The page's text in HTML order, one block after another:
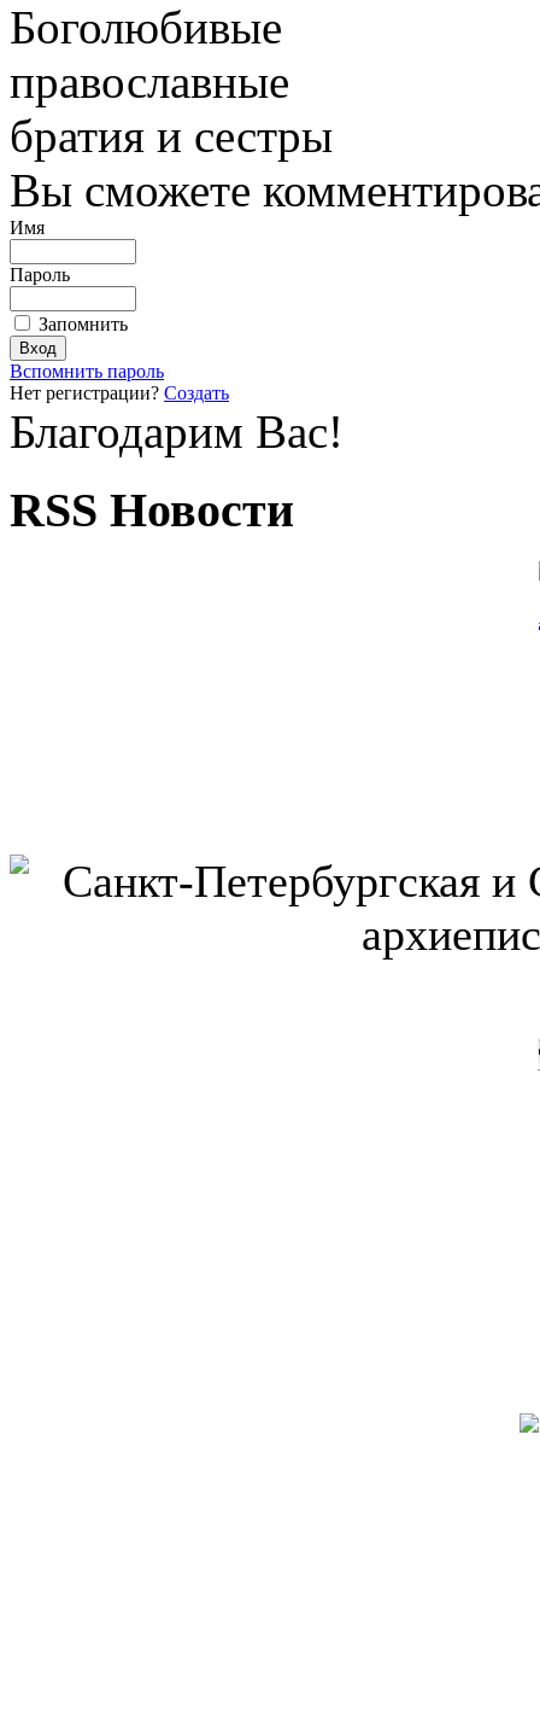
Боголюбивые
православные
братия и сестры
Вы сможете
Имя
Пароль
Запомнить
Вспомнить пароль
Нет регистрации? Создать
Благодарим Вас!
RSS Новости